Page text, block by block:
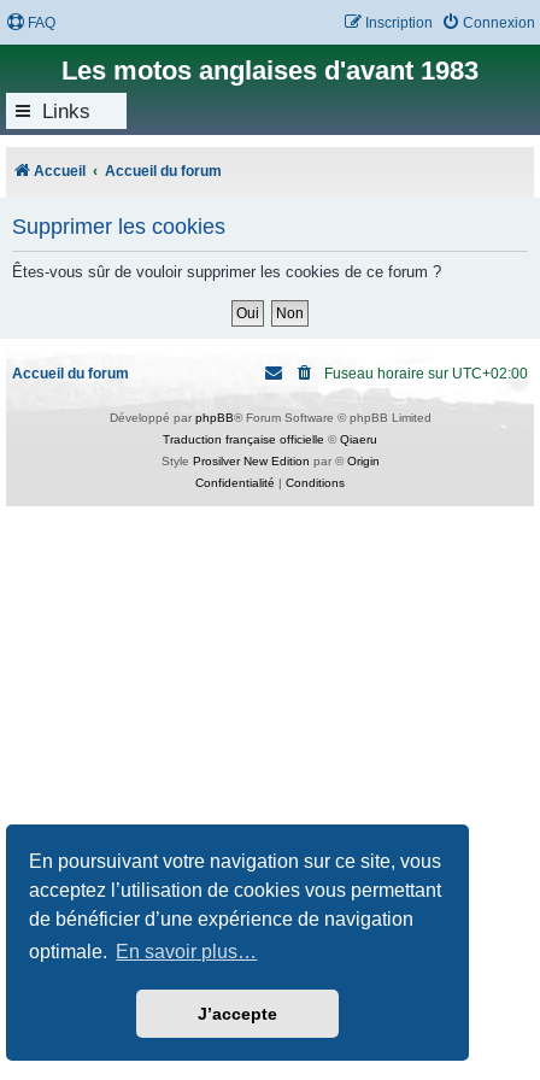
En poursuivant votre navigation sur ce site, vous
acceptez l’utilisation de cookies vous permettant
de bénéficier d’une expérience de navigation
optimale. En savoir plus…
J’accepte
FAQ Connexion
Inscription
Les motos anglaises d'avant 1983
Links
Accueil Accueil du forum
Supprimer les cookies
Êtes-vous sûr de vouloir supprimer les cookies de ce forum ?
Accueil du forum Fuseau horaire sur UTC+02:00
Développé par phpBB® Forum Software © phpBB Limited
Traduction française officielle ©Qiaeru
Style Prosilver New Edition par ©Origin
Confidentialité | Conditions